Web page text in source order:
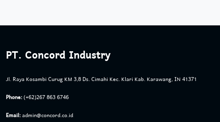
PT. Concord Industry
Jl. Raya Kosambi Curug KM 3,8 Ds. Cimahi Kec. Klari Kab. Karawang, IN 41371
Phone:(+62)267 863 6746
Email:admin@concord.co.id